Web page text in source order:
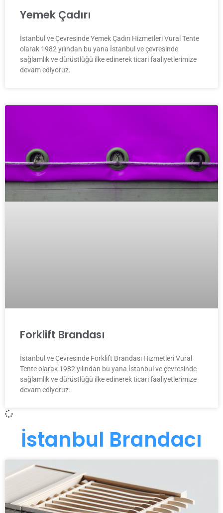
Yemek Çadırı
İstanbul ve Çevresinde Yemek Çadırı Hizmetleri Vural Tente
olarak 1982 yılından bu yana İstanbul ve çevresinde
sağlamlık ve dürüstlüğü ilke edinerek ticari faaliyetlerimize
devam ediyoruz.
Forklift Brandası
İstanbul ve Çevresinde Forklift Brandası Hizmetleri Vural
Tente olarak 1982 yılından bu yana İstanbul ve çevresinde
sağlamlık ve dürüstlüğü ilke edinerek ticari faaliyetlerimize
devam ediyoruz.
İstanbul Brandacı